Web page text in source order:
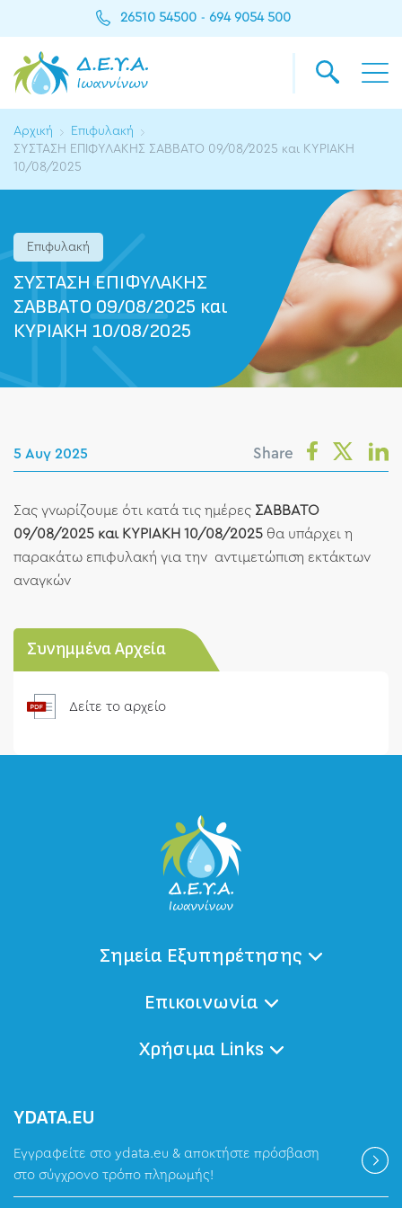
26510 54500 - 694 9054 500
Αρχική
Επιφυλακή
ΣΥΣΤΑΣΗ ΕΠΙΦΥΛΑΚΗΣ ΣΑΒΒΑΤΟ 09/08/2025 και ΚΥΡΙΑΚΗ
10/08/2025
Επιφυλακή
ΣΥΣΤΑΣΗ ΕΠΙΦΥΛΑΚΗΣ
ΣΑΒΒΑΤΟ 09/08/2025 και
ΚΥΡΙΑΚΗ 10/08/2025
5 Αυγ 2025 Share
Σας γνωρίζουμε ότι κατά τις ημέρες ΣΑΒΒΑΤΟ
09/08/2025 και ΚΥΡΙΑΚΗ 10/08/2025 θα υπάρχει η
παρακάτω επιφυλακή για την αντιμετώπιση εκτάκτων
αναγκών
Συνημμένα Αρχεία
Δείτε το αρχείο
Σημεία Εξυπηρέτησης
Επικοινωνία
Χρήσιμα Links
ΥDATA.EU
Εγγραφείτε στο ydata.eu & αποκτήστε πρόσβαση
στο σύγχρονο τρόπο πληρωμής!